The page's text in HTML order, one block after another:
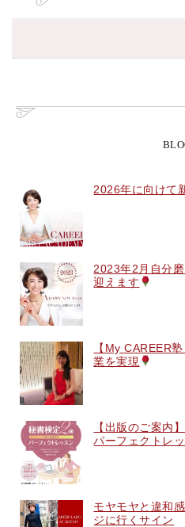
2026年に向けて
2023年2月自分
迎えます
【My CAREER
業を実現
【出版のご案内
パーフェクトレ
モヤモヤと違和
ジに行くサイン